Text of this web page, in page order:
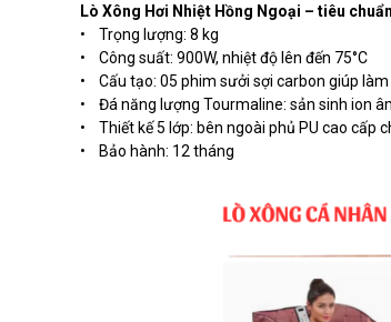
Lò Xông Hơi Nhiệt Hồng Ngoại – tiêu
• Trọng lượng: 8 kg
• Công suất: 900W, nhiệt độ lên đến 75°C
• Cấu tạo: 05 phim sưởi sợi carbon giúp
• Đá năng lượng Tourmaline: sản sinh ion
• Thiết kế 5 lớp: bên ngoài phủ PU cao cấp
• Bảo hành: 12 tháng